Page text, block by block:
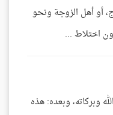
أو أهل الزوجة ونحو
اختلاط ...
وبركاته، وبعده: هذه